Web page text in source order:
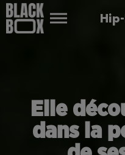
Elle
dans la